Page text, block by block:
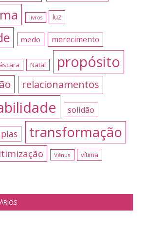
livros luz
medo merecimento
Natal propósito
relacionamentos
solidão
transformação
Vénus
vítima